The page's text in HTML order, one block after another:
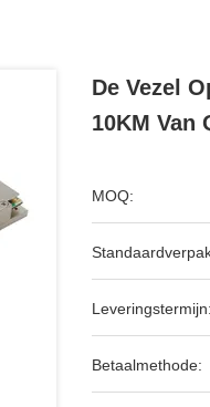
De Vezel
10KM Van
MOQ:
Leveringstermijn:
Betaalmethode: